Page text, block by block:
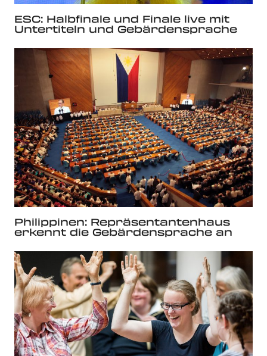
ESC: Halbfinale und Finale live mit
Untertiteln und Gebärdensprache
Philippinen: Repräsentantenhaus
erkennt die Gebärdensprache an